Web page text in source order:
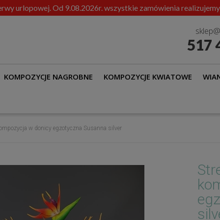
urlopowej. Od 9.08.2026r. wszystkie zamówienia
517
KOMPOZYCJE NAGROBNE KOMPOZYCJE KWIATOWE
w donicy egzotyczna Susanna silver